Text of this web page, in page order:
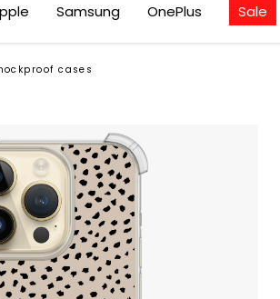
Samsung OnePlus Sale
cases